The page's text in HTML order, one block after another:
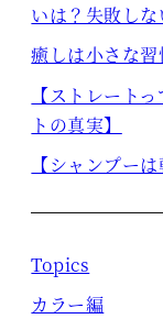
いは？失敗し
癒しは小さな習
【ストレート
トの真実】
【シャンプー
Topics
カラー編